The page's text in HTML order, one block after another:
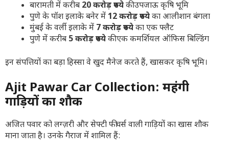
बारामती में करीब 20 करोड़ रुपयेकी उपजाऊ कृषि भूमि
पुणे के पॉश इलाके बनेर में 12 करोड़ रुपयेका आलीशान बंगला
मुंबई के वर्ली इलाके में 7 करोड़ रुपयेका एक फ्लैट
पुणे में करीब 5 करोड़ रुपयेकी एक कमर्शियल ऑफिस बिल्डिंग
इन संपत्तियों का बड़ा हिस्सा वे खुद मैनेज करते हैं, खासकर कृषि भूमि।
Ajit Pawar Car Collection: महंगी
गाड़ियों का शौक
अजित पवार को लग्ज़री और सेफ्टी फीचर्स वाली गाड़ियों का खास शौक
माना जाता है। उनके गैराज में शामिल हैं: